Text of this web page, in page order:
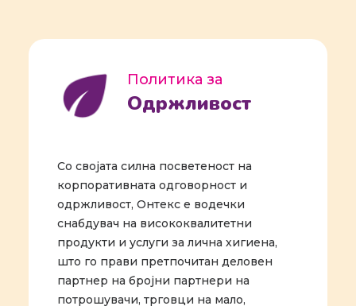
Политика за
Одржливост
Со својата силна посветеност на
корпоративната одговорност и
одржливост, Онтекс е водечки
снабдувач на висококвалитетни
продукти и услуги за лична хигиена,
што го прави претпочитан деловен
партнер на бројни партнери на
потрошувачи, трговци на мало,